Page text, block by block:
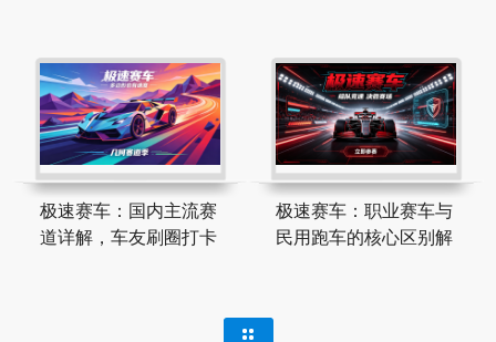
极速赛车：国内主流赛
道详解，车友刷圈打卡
极速赛车：职业赛车与
民用跑车的核心区别解